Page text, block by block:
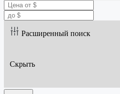
Расширенный поиск
Скрыть